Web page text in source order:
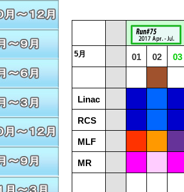
5月 01 02 03
Linac
RCS
MLF
MR